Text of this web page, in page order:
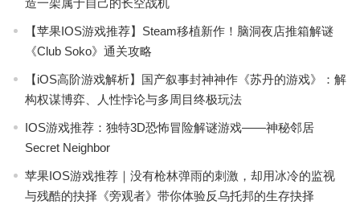
造一架属于自己的长空战机
【苹果IOS游戏推荐】Steam移植新作！脑洞夜店推箱解谜
《Club Soko》通关攻略
【iOS高阶游戏解析】国产叙事封神神作《苏丹的游戏》：解
构权谋博弈、人性悖论与多周目终极玩法
IOS游戏推荐：独特3D恐怖冒险解谜游戏——神秘邻居
Secret Neighbor
苹果IOS游戏推荐｜没有枪林弹雨的刺激，却用冰冷的监视
与残酷的抉择《旁观者》带你体验反乌托邦的生存抉择